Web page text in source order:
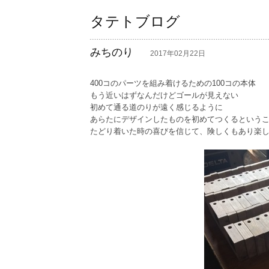
タテトブログ
みちのり 2017年02月22日
400コのパーツを組み着けるための100コの本体
もう近いはずなんだけどゴールが見えない
初めて通る道のりが遠く感じるように
あらたにデザインしたものを初めてつくるという
たどり着いた時の喜びを信じて、険しくもあり楽